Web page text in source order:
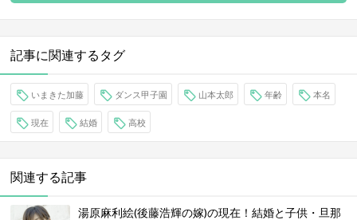
記事に関連するタグ
いまきた加藤 ダンス甲子園 山本太郎 年齢 本名
現在 結婚 高校
関連する記事
湯原麻利絵(後藤浩輝の嫁)の現在！結婚と子供・旦那